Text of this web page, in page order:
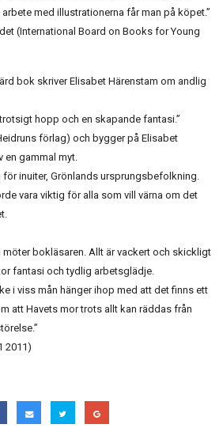
med illustrationerna får man på köpet.”
(International Board on Books for Young
bok skriver Elisabet Härenstam om andlig
hopp och en skapande fantasi.”
förlag) och bygger på Elisabet
en gammal myt.
för inuiter, Grönlands ursprungsbefolkning.
vara viktig för alla som vill värna om det
bokläsaren. Allt är vackert och skickligt
fantasi och tydlig arbetsglädje.
i viss mån hänger ihop med att det finns ett
att Havets mor trots allt kan räddas från
2011)